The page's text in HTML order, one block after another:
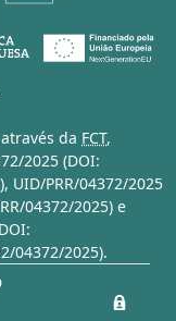
da FCT,
2025 (DOI:
, UID/PRR/04372/2025
04372/2025)e
04372/2025).